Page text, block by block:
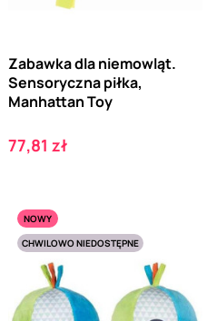
Zabawka dla niemowląt.
Sensoryczna piłka,
Manhattan Toy
Cena
77,81 zł
NOWY
CHWILOWO NIEDOSTĘPNE